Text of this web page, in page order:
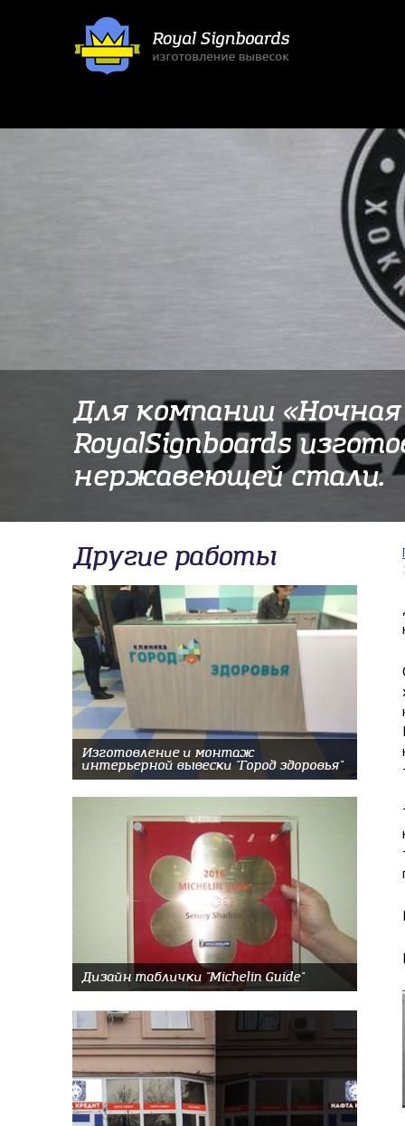
Для компании
RoyalSignboards
нержавеющей стали.
Другие работы
Изготовление и монтаж
интерьерной вывески "Город здоровья"
Дизайн таблички "Michelin Guide"